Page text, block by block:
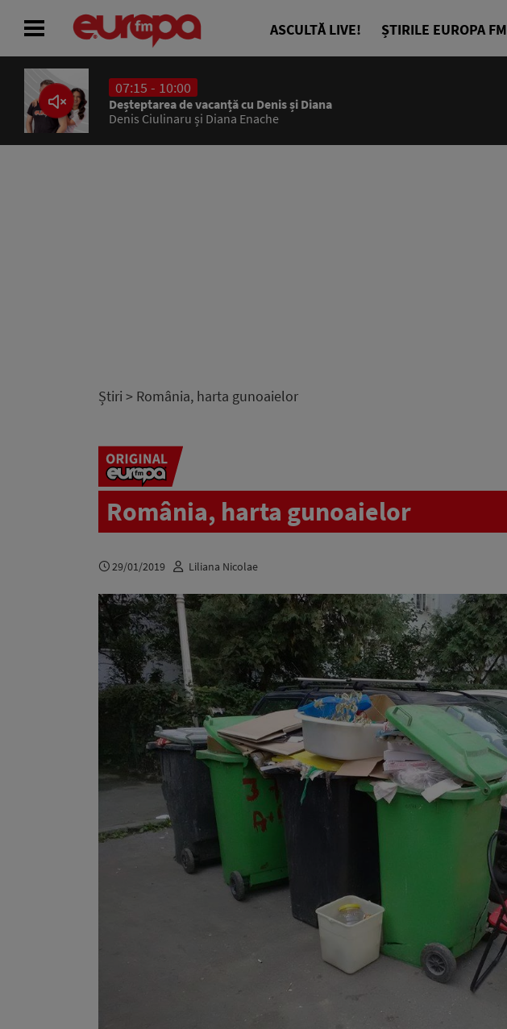
ASCULTĂ LIVE! ȘTIRILE EUROPA FM
07:15 - 10:00
Deșteptarea de vacanță cu Denis și Diana
Denis Ciulinaru și Diana Enache
Știri > România, harta gunoaielor
România, harta gunoaielor
29/01/2019 Liliana Nicolae
ACASĂ
ȘTIRI